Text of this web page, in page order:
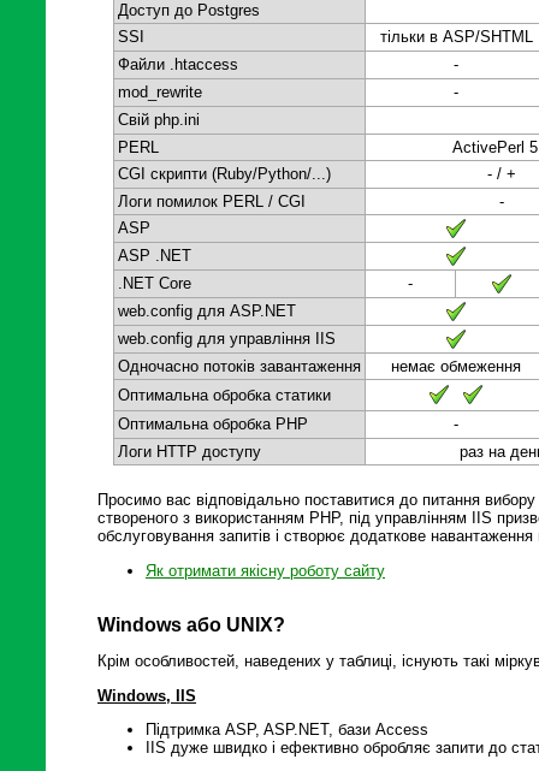
Доступ до Postgres
SSI
тільки в ASP/SHTML
Файли .htaccess
-
mod_rewrite
-
Свій php.ini
PERL
ActivePerl
CGI скрипти (Ruby/Python/...)
- / +
Логи помилок PERL / CGI
-
ASP
ASP .NET
.NET Core
-
web.config для ASP.NET
web.config для управління IIS
Одночасно потоків завантаження
немає обмеження
Оптимальна обробка статики
Оптимальна обробка PHP
-
Логи HTTP доступу
раз на
Просимо вас відповідально поставитися до питання
створеного з використанням PHP, під управлінням IIS
обслуговування запитів і створює додаткове
Як отримати якісну роботу сайту
Windows або UNIX?
Крім особливостей, наведених у таблиці, існують такі
Windows, IIS
Підтримка ASP, ASP.NET, бази Access
IIS дуже швидко і ефективно обробляє запити до